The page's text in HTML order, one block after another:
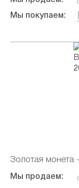
Мы покупаем:
Золотая монета
Мы продаем: